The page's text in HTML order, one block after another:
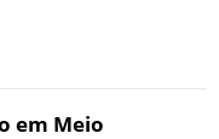
em Meio